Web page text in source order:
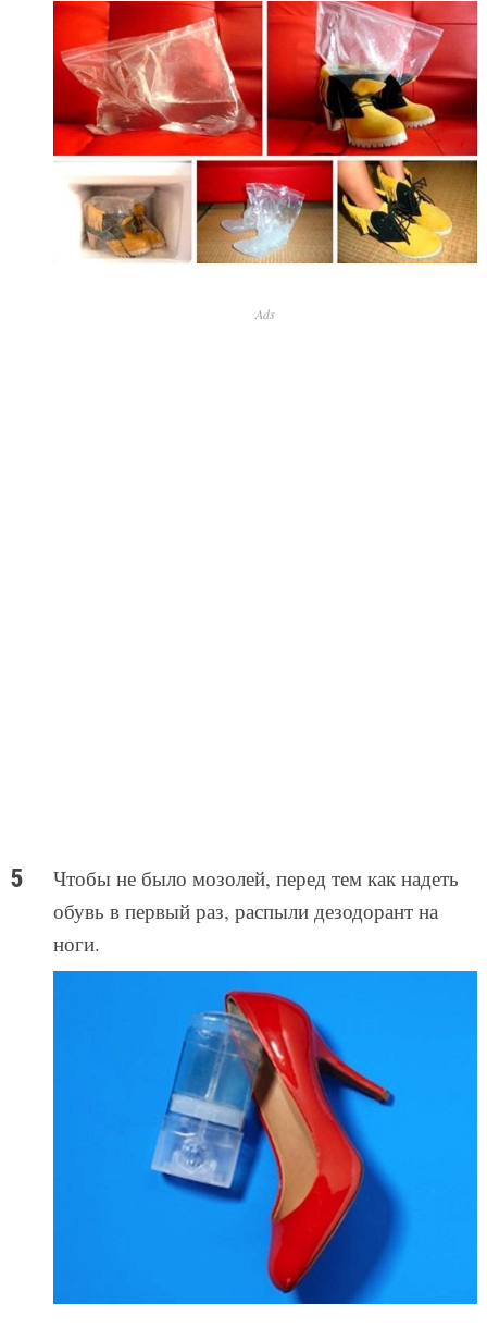
Ads
Чтобы не было мозолей, перед тем как надеть
обувь в первый раз, распыли дезодорант на
ноги.